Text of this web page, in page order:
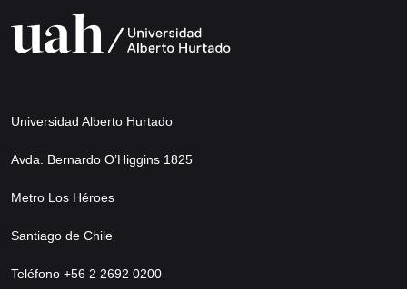
Universidad Alberto Hurtado
Avda. Bernardo O’Higgins 1825
Metro Los Héroes
Santiago de Chile
Teléfono +56 2 2692 0200